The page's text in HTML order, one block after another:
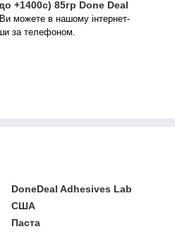
+1400с) 85гр Done Deal
можете в нашому інтернет-
за телефоном.
DoneDeal Adhesives Lab
США
Паста